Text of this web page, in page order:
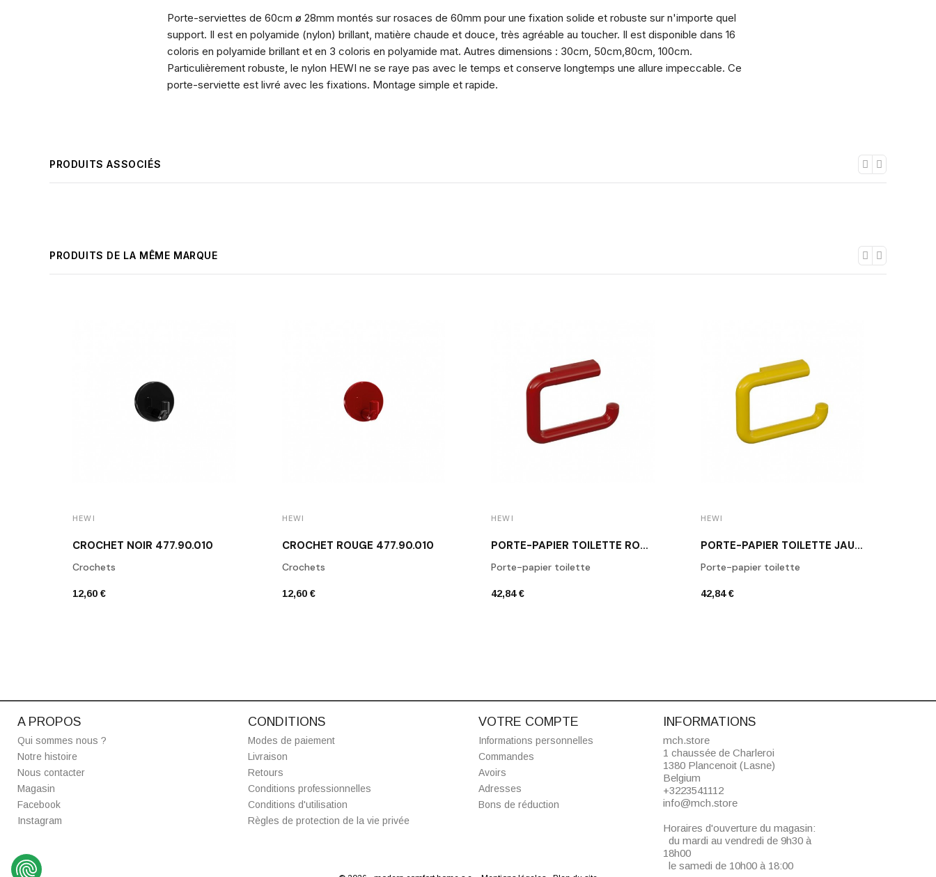
Porte-serviettes de 60cm ø 28mm montés sur rosaces de 60mm pour une fixation solide et robuste sur n'importe quel
support. Il est en polyamide (nylon) brillant, matière chaude et douce, très agréable au toucher. Il est disponible dans 16
coloris en polyamide brillant et en 3 coloris en polyamide mat. Autres dimensions : 30cm, 50cm,80cm, 100cm.
Particulièrement robuste, le nylon HEWI ne se raye pas avec le temps et conserve longtemps une allure impeccable. Ce
porte-serviette est livré avec les fixations. Montage simple et rapide.
PRODUITS ASSOCIÉS
PRODUITS DE LA MÊME MARQUE
HEWI
CROCHET NOIR 477.90.010
Crochets
12,60 €
HEWI
CROCHET ROUGE 477.90.010
Crochets
12,60 €
HEWI
PORTE-PAPIER TOILETTE ROUGE 477.21.100
Porte-papier toilette
42,84 €
HEWI
PORTE-PAPIER TOILETTE JAUNE 477.21.100
Porte-papier toilette
42,84 €
A PROPOS
Qui sommes nous ?
Notre histoire
Nous contacter
Magasin
Facebook
Instagram
CONDITIONS
Modes de paiement
Livraison
Retours
Conditions professionnelles
Conditions d'utilisation
Règles de protection de la vie privée
VOTRE COMPTE
Informations personnelles
Commandes
Avoirs
Adresses
Bons de réduction
INFORMATIONS
mch.store
1 chaussée de Charleroi
1380 Plancenoit (Lasne)
Belgium
+3223541112
info@mch.store
Horaires d'ouverture du magasin:
du mardi au vendredi de 9h30 à
18h00
le samedi de 10h00 à 18:00